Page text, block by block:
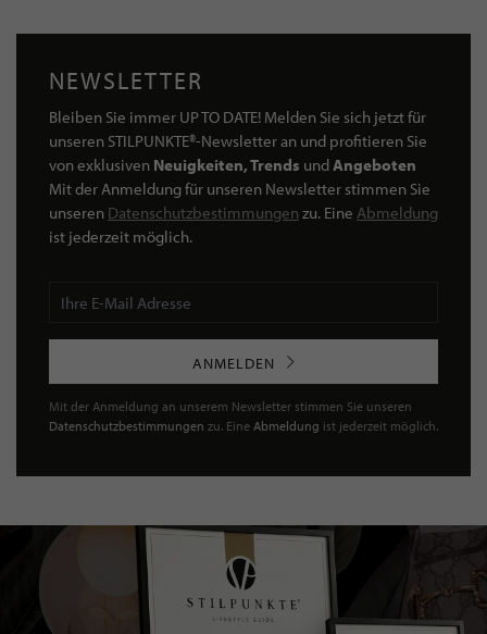
NEWSLETTER
Bleiben Sie immer UP TO DATE! Melden Sie sich jetzt für
unseren STILPUNKTE®-Newsletter an und profitieren Sie
von exklusiven Neuigkeiten, Trends undAngeboten
Mit der Anmeldung für unseren Newsletter stimmen Sie
unseren Datenschutzbestimmungen zu. Eine Abmeldung
ist jederzeit möglich.
ANMELDEN
Mit der Anmeldung an unserem Newsletter stimmen Sie unseren
Datenschutzbestimmungen zu. Eine Abmeldung ist jederzeit möglich.